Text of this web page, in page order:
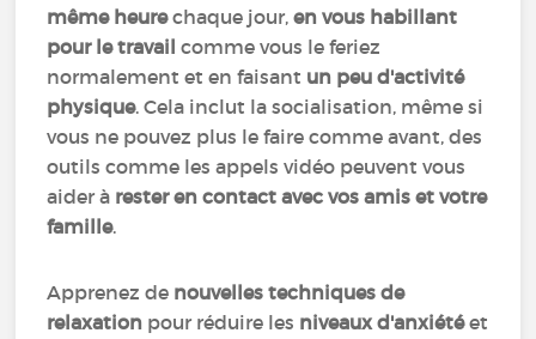
même heurechaque jour,en vous habillant
pour le travail comme vous le feriez
normalement et en faisant un peu d'activité
physique. Cela inclut la socialisation, même si
vous ne pouvez plus le faire comme avant, des
outils comme les appels vidéo peuvent vous
aider à rester en contact avec vos amis et votre
famille.
Apprenez de nouvelles techniques de
relaxation pour réduire les niveaux d'anxiétéet